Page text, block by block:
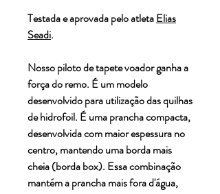
Testada e aprovada pelo atletaElias
Seadi.
Nosso piloto de tapete voador ganha a
força do remo. É um modelo
desenvolvido para utilização das quilhas
de hidrofoil. É uma prancha compacta,
desenvolvida com maior espessura no
centro, mantendo uma borda mais
cheia (borda box). Essa combinação
mantém a prancha mais fora d'água,